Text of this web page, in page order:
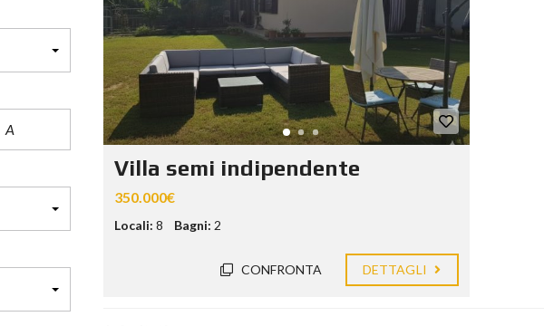
Villa semi indipendente
350.000€
Locali: 8 Bagni: 2
CONFRONTA DETTAGLI